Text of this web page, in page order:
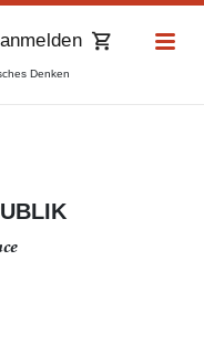
Denken
anmelden